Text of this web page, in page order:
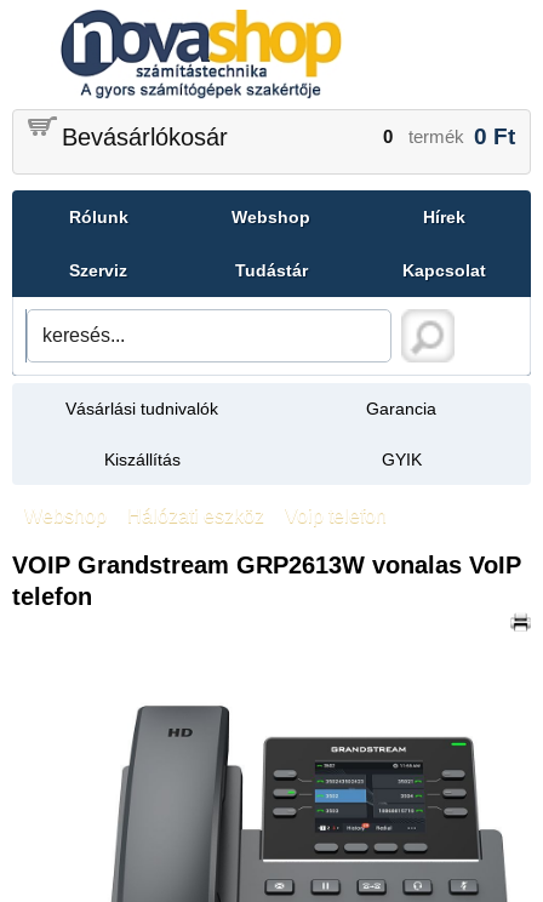
Bevásárlókosár 0 termék 0 Ft
Rólunk Webshop Hírek
Szerviz Tudástár Kapcsolat
Vásárlási tudnivalók Garancia
Kiszállítás GYIK
Webshop Hálózati eszköz Voip telefon
VOIP Grandstream GRP2613W vonalas VoIP
telefon